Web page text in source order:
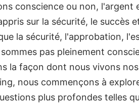
conscience ou non, l'argent
sur la sécurité, le succès
la sécurité, l'approbation,
pas pleinement
la façon dont nous vivons
nous commençons à
plus profondes telles